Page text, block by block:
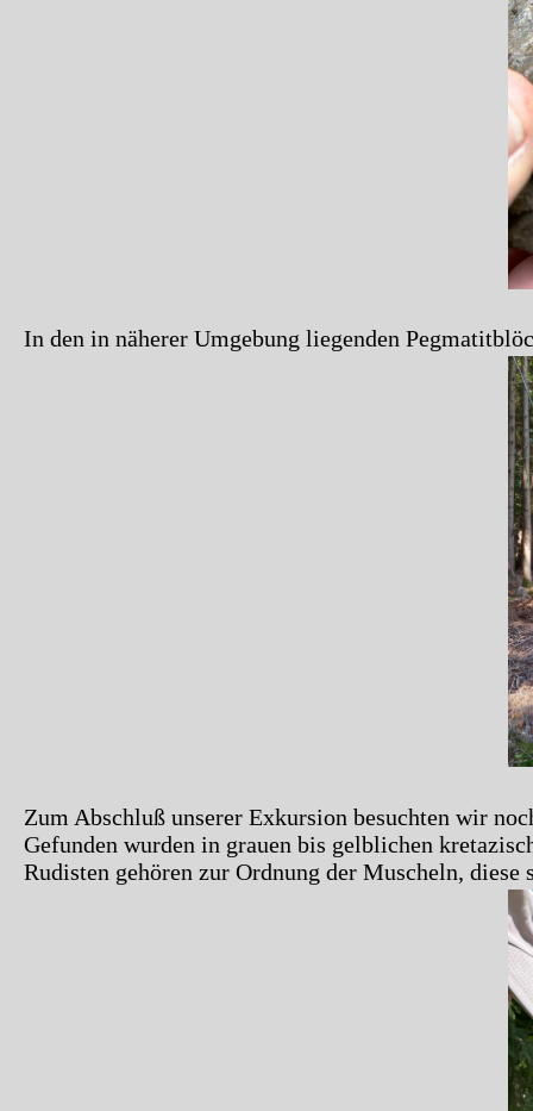
In den in näherer Umgebung liegenden
Zum Abschluß unserer Exkursion besuchten wir
Gefunden wurden in grauen bis gelblichen
Rudisten gehören zur Ordnung der Muscheln,